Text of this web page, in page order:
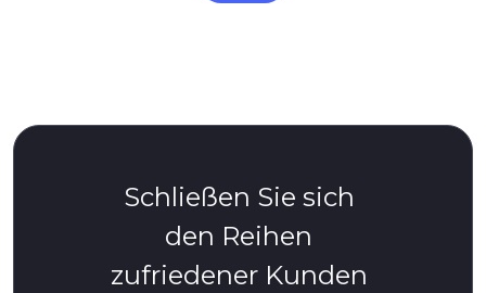
Schließen Sie sich
den Reihen
zufriedener Kunden